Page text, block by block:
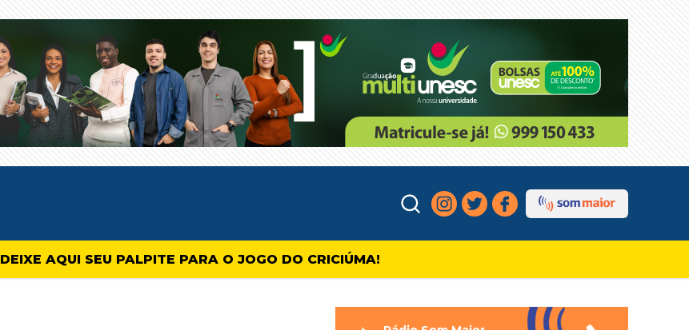
DEIXE AQUI SEU PALPITE PARA O JOGO DO CRICIÚMA!